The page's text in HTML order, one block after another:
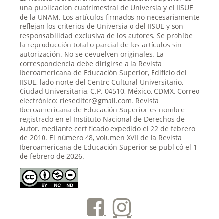
una publicación cuatrimestral de Universia y el IISUE
de la UNAM. Los artículos firmados no necesariamente
reflejan los criterios de Universia o del IISUE y son
responsabilidad exclusiva de los autores. Se prohíbe
la reproducción total o parcial de los artículos sin
autorización. No se devuelven originales. La
correspondencia debe dirigirse a la Revista
Iberoamericana de Educación Superior, Edificio del
IISUE, lado norte del Centro Cultural Universitario,
Ciudad Universitaria, C.P. 04510, México, CDMX. Correo
electrónico: rieseditor@gmail.com. Revista
Iberoamericana de Educación Superior es nombre
registrado en el Instituto Nacional de Derechos de
Autor, mediante certificado expedido el 22 de febrero
de 2010. El número 48, volumen XVII de la Revista
Iberoamericana de Educación Superior se publicó el 1
de febrero de 2026.